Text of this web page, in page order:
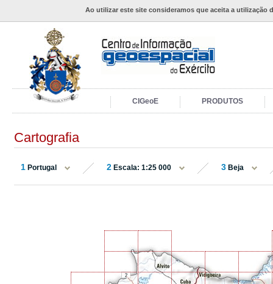
Ao utilizar este site consideramos que aceita a utilização
CIGeoE PRODUTOS
Cartografia
1 Portugal 2 Escala: 1:25 000 3 Beja